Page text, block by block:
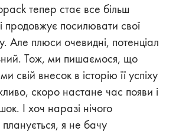
тепер стає все більш
продовжує посилювати свої
Але плюси очевидні, потенціал
Тож, ми пишаємося, що
свій внесок в історію її успіху
скоро настане час появи і
І хоч наразі нічого
я не бачу